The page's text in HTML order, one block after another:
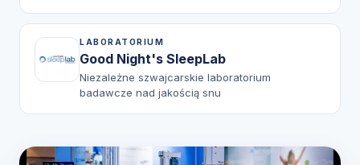
LABORATORIUM
Good Night's SleepLab
Niezależne szwajcarskie laboratorium
badawcze nad jakością snu